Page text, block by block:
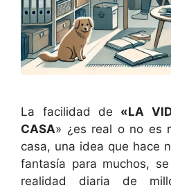
La facilidad de «LA
CASA» ¿es real o no es
casa, una idea que hace
fantasía para muchos,
realidad diaria de